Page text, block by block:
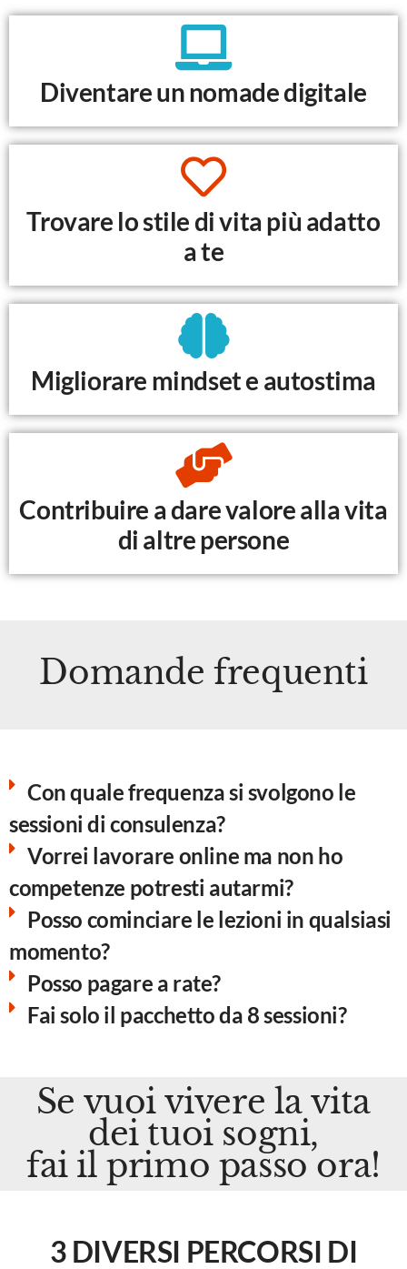
Diventare un nomade digitale
Trovare lo stile di vita più adatto
a te
Migliorare mindset e autostima
Contribuire a dare valore alla vita
di altre persone
Domande frequenti
Con quale frequenza si svolgono le
sessioni di consulenza?
Vorrei lavorare online ma non ho
competenze potresti autarmi?
Posso cominciare le lezioni in qualsiasi
momento?
Posso pagare a rate?
Fai solo il pacchetto da 8 sessioni?
Se vuoi vivere la vita
dei tuoi sogni,
fai il primo passo ora!
3 DIVERSI PERCORSI DI